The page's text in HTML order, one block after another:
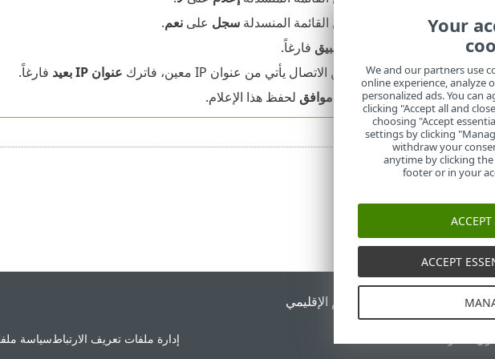
قم بتعيين القائمة المنسدلة سجل على نعم.
التطبيق فارغاً.
إذا لم يكن الاتصال يأتي من عنوان IP معين، فاترك
عنوان IP بعيد
فارغاً.
انقر فوق موافق لحفظ هذا الإعلام.
ESET Status Portal الدعم الإقليمي
إدارة ملفات تعريف الارتباطسياسة
Your
We and our partners use
online experience, analyze
personalized ads. You can
clicking "Accept all and
choosing "Accept
settings by clicking
withdraw your
anytime by clicking
footer or in your
ACCEPT